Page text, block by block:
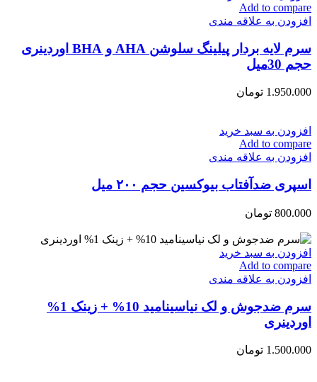
Add to compare
افزودن به علاقه مندی
سرم لایه بردار پیلینگ سلوشن AHA و BHA اوردینری
حجم 30میل
1.950.000 تومان
افزودن به سبد خرید
Add to compare
افزودن به علاقه مندی
اسپری ضدآفتاب بیوکسین حجم ۲۰۰ میل
800.000 تومان
افزودن به سبد خرید
Add to compare
افزودن به علاقه مندی
سرم ضد‌جوش و لک نیاسینامید 10% + زینک 1%
اوردینری
1.500.000 تومان